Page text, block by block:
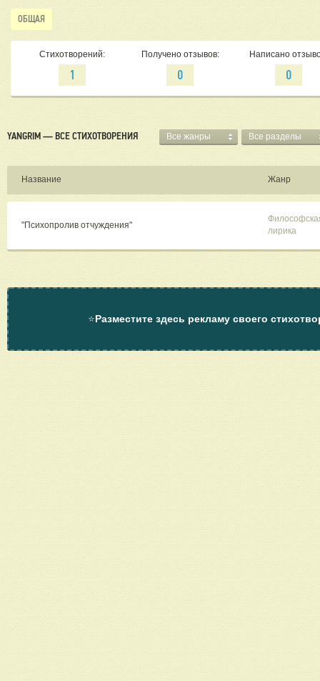
ОБЩАЯ
Стихотворений:
1
Получено отзывов:
0
Написано
0
YANGRIM — ВСЕ СТИХОТВОРЕНИЯ Все жанры Все разделы
Название Жанр
"Психопролив отчуждения"
лирика
⭐Разместите здесь рекламу своего